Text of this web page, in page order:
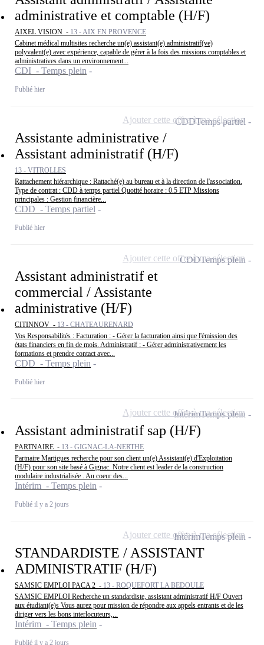
administrative et comptable (H/F)
AIXEL VISION - 13 - AIX EN PROVENCE
Cabinet médical multisites recherche un(e) assistant(e) administratif(ve)
polyvalent(e) avec expérience, capable de gérer à la fois des missions comptables et
administratives dans un environnement...
CDI - Temps plein
Publié hier
Assistante administrative /
Assistant administratif (H/F)
13 - VITROLLES
Rattachement hiérarchique : Rattaché(e) au bureau et à la direction de l'association.
Type de contrat : CDD à temps partiel Quotité horaire : 0.5 ETP Missions
principales : Gestion financière...
CDD - Temps partiel
Publié hier
CDDTemps partiel
Ajouter cette offre à ma sélection
Assistant administratif et
commercial / Assistante
administrative (H/F)
CITINNOV - 13 - CHATEAURENARD
Vos Responsabilités : Facturation : - Gérer la facturation ainsi que l'émission des
états financiers en fin de mois. Administratif : - Gérer administrativement les
formations et prendre contact avec...
CDD - Temps plein
Publié hier
CDDTemps plein
Ajouter cette offre à ma sélection
Assistant administratif sap (H/F)
PARTNAIRE - 13 - GIGNAC-LA-NERTHE
Partnaire Martigues recherche pour son client un(e) Assistant(e) d'Exploitation
(H/F) pour son site basé à Gignac. Notre client est leader de la construction
modulaire industrialisée . Au coeur des...
Intérim - Temps plein
Publié il y a 2 jours
IntérimTemps plein
Ajouter cette offre à ma sélection
STANDARDISTE / ASSISTANT
ADMINISTRATIF (H/F)
SAMSIC EMPLOI PACA 2 - 13 - ROQUEFORT LA BEDOULE
SAMSIC EMPLOI Recherche un standardiste, assistant administratif H/F Ouvert
aux étudiant(e)s Vous aurez pour mission de répondre aux appels entrants et de les
diriger vers les bons interlocuteurs,...
Intérim - Temps plein
Publié il y a 2 jours
IntérimTemps plein
Ajouter cette offre à ma sélection